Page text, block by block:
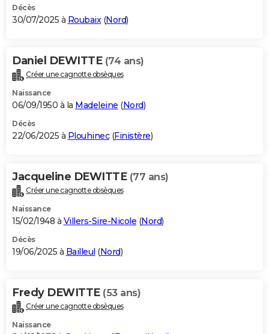
Décès
30/07/2025 à Roubaix(Nord)
Daniel DEWITTE (74 ans)
Créer une cagnotte obsèques
Naissance
06/09/1950 à la Madeleine (Nord)
Décès
22/06/2025 à Plouhinec(Finistère)
Jacqueline DEWITTE (77 ans)
Créer une cagnotte obsèques
Naissance
15/02/1948 à Villers-Sire-Nicole (Nord)
Décès
19/06/2025 à Bailleul (Nord)
Fredy DEWITTE (53 ans)
Créer une cagnotte obsèques
Naissance